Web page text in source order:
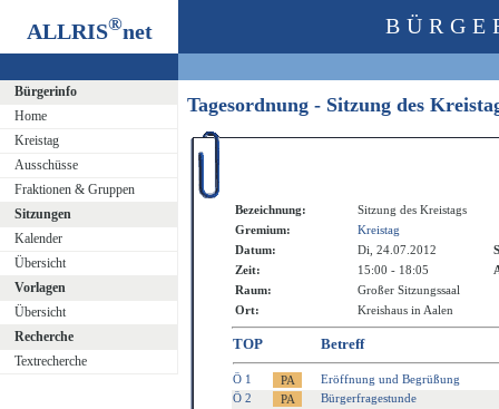
ALLRIS®net
Bürgerinfo
Home
Kreistag
Ausschüsse
Fraktionen & Gruppen
Sitzungen
Kalender
Übersicht
Vorlagen
Übersicht
Recherche
Textrecherche
Tagesordnung - Sitzung des
Bezeichnung:
Sitzung des Kreistags
Gremium:
Kreistag
Datum:
Di, 24.07.2012
Zeit:
15:00 - 18:05
Raum:
Großer Sitzungssaal
Ort:
Kreishaus in Aalen
TOP Betreff
Ö 1
Eröffnung und Begrüßung
Ö 2
Bürgerfragestunde